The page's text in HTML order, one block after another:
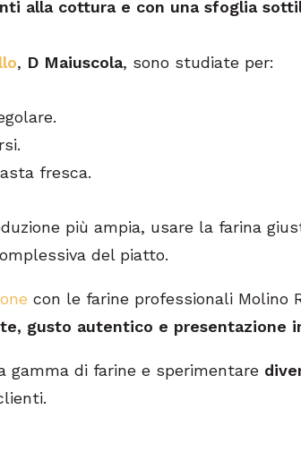
alla cottura e con una sfoglia
, D Maiuscola, sono studiate per:
fresca.
più ampia, usare la farina
del piatto.
con le farine professionali Molino
gusto autentico e presentazione
gamma di farine e sperimentare